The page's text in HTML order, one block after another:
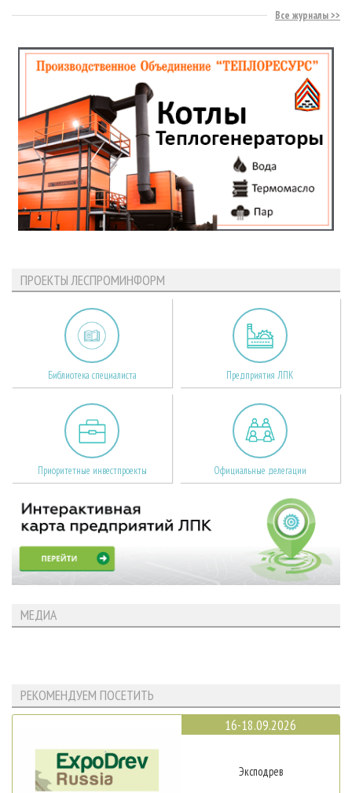
Все журналы
ПРОЕКТЫ ЛЕСПРОМИНФОРМ
Библиотека специалиста Предприятия ЛПК
Приоритетные инвестпроекты Официальные делегации
МЕДИА
РЕКОМЕНДУЕМ ПОСЕТИТЬ
16-18.09.2026
Эксподрев